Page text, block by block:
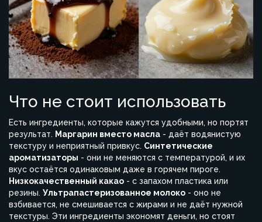
Что не стоит использовать
Есть ингредиенты, которые кажутся удобными, но портят
результат. Маргарин вместо масла - даёт водянистую
текстуру и неприятный привкус. Синтетические
ароматизаторы - они не меняются с температурой, и их
вкус остаётся одинаковым даже в горячем пироге.
Низкокачественный какао - с запахом пластика или
резины. Ультрапастеризованное молоко - оно не
взбивается, не смешивается с жирами и не даёт нужной
текстуры. Эти ингредиенты экономят деньги, но стоят